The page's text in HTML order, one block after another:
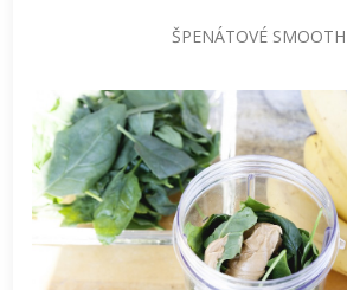
ŠPENÁTOVÉ